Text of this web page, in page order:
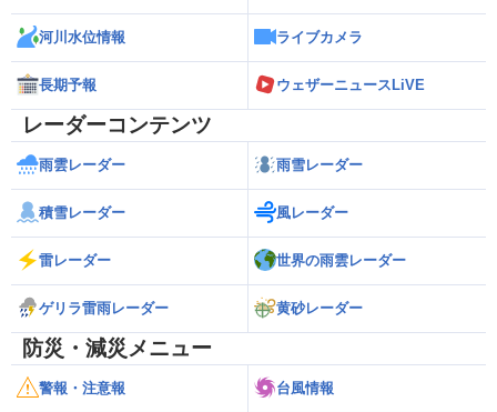
河川水位情報 ライブカメラ
長期予報 ウェザーニュースLiVE
レーダーコンテンツ
雨雲レーダー 雨雪レーダー
積雪レーダー 風レーダー
雷レーダー 世界の雨雲レーダー
ゲリラ雷雨レーダー 黄砂レーダー
防災・減災メニュー
警報・注意報 台風情報